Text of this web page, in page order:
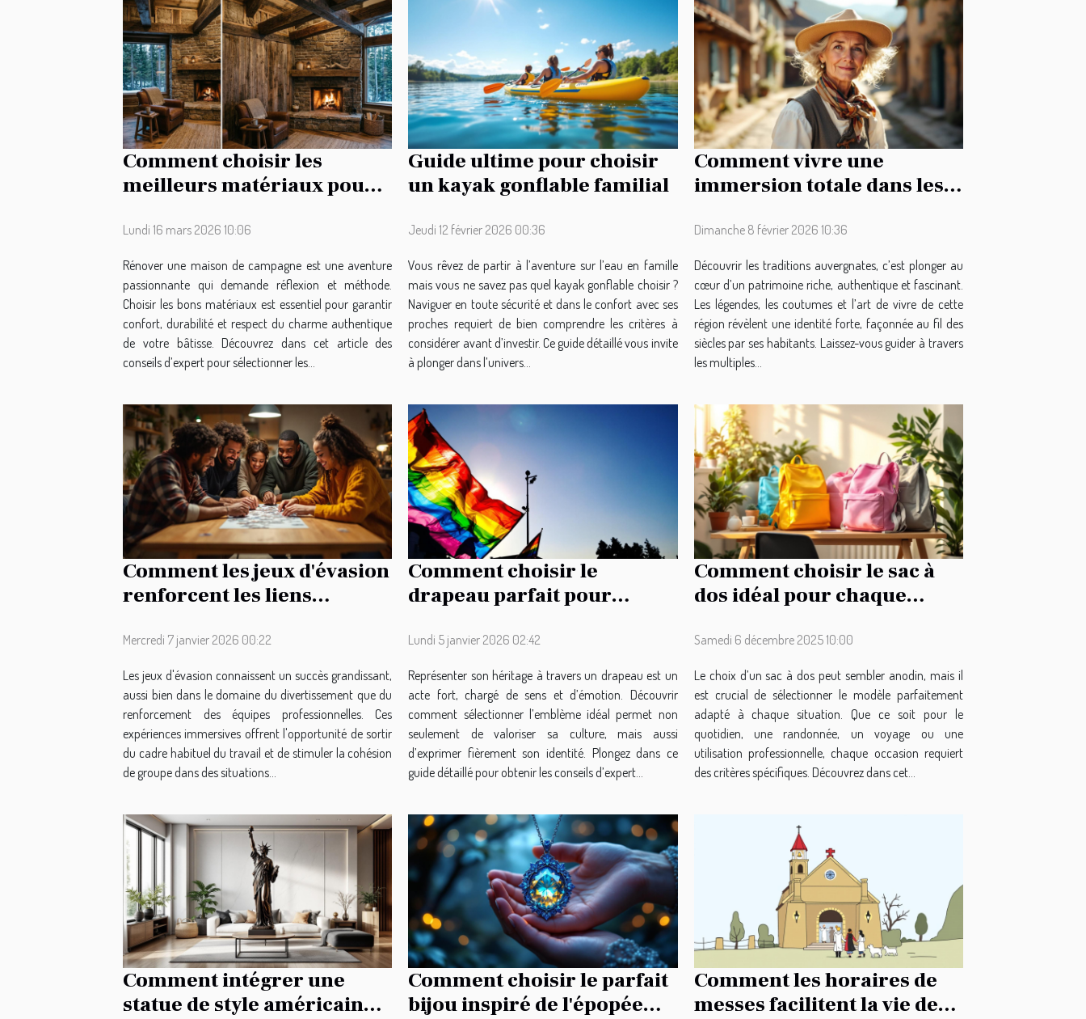
Comment choisir les
meilleurs matériaux pour
maison de campagne ?
Lundi 16 mars 2026 10:06
Rénover une maison de campagne est une aventure
passionnante qui demande réflexion et méthode.
Choisir les bons matériaux est essentiel pour garantir
confort, durabilité et respect du charme authentique
de votre bâtisse. Découvrez dans cet article des
conseils d’expert pour sélectionner les...
Guide ultime pour choisir
un kayak gonflable familial
Jeudi 12 février 2026 00:36
Vous rêvez de partir à l’aventure sur l’eau en famille
mais vous ne savez pas quel kayak gonflable choisir ?
Naviguer en toute sécurité et dans le confort avec ses
proches requiert de bien comprendre les critères à
considérer avant d’investir. Ce guide détaillé vous invite
à plonger dans l’univers...
Comment vivre une
immersion totale dans les
Dimanche 8 février 2026 10:36
Découvrir les traditions auvergnates, c’est plonger au
cœur d’un patrimoine riche, authentique et fascinant.
Les légendes, les coutumes et l’art de vivre de cette
région révèlent une identité forte, façonnée au fil des
siècles par ses habitants. Laissez-vous guider à travers
les multiples...
Comment les jeux d'évasion
renforcent les liens
Mercredi 7 janvier 2026 00:22
Les jeux d'évasion connaissent un succès grandissant,
aussi bien dans le domaine du divertissement que du
renforcement des équipes professionnelles. Ces
expériences immersives offrent l'opportunité de sortir
du cadre habituel du travail et de stimuler la cohésion
de groupe dans des situations...
Comment choisir le
drapeau parfait pour
?
Lundi 5 janvier 2026 02:42
Représenter son héritage à travers un drapeau est un
acte fort, chargé de sens et d’émotion. Découvrir
comment sélectionner l’emblème idéal permet non
seulement de valoriser sa culture, mais aussi
d’exprimer fièrement son identité. Plongez dans ce
guide détaillé pour obtenir les conseils d’expert...
Comment choisir le sac à
dos idéal pour chaque
Samedi 6 décembre 2025 10:00
Le choix d’un sac à dos peut sembler anodin, mais il
est crucial de sélectionner le modèle parfaitement
adapté à chaque situation. Que ce soit pour le
quotidien, une randonnée, un voyage ou une
utilisation professionnelle, chaque occasion requiert
des critères spécifiques. Découvrez dans cet...
Comment intégrer une
statue de style américain
Comment choisir le parfait
bijou inspiré de l'épopée
Comment les horaires de
messes facilitent la vie des